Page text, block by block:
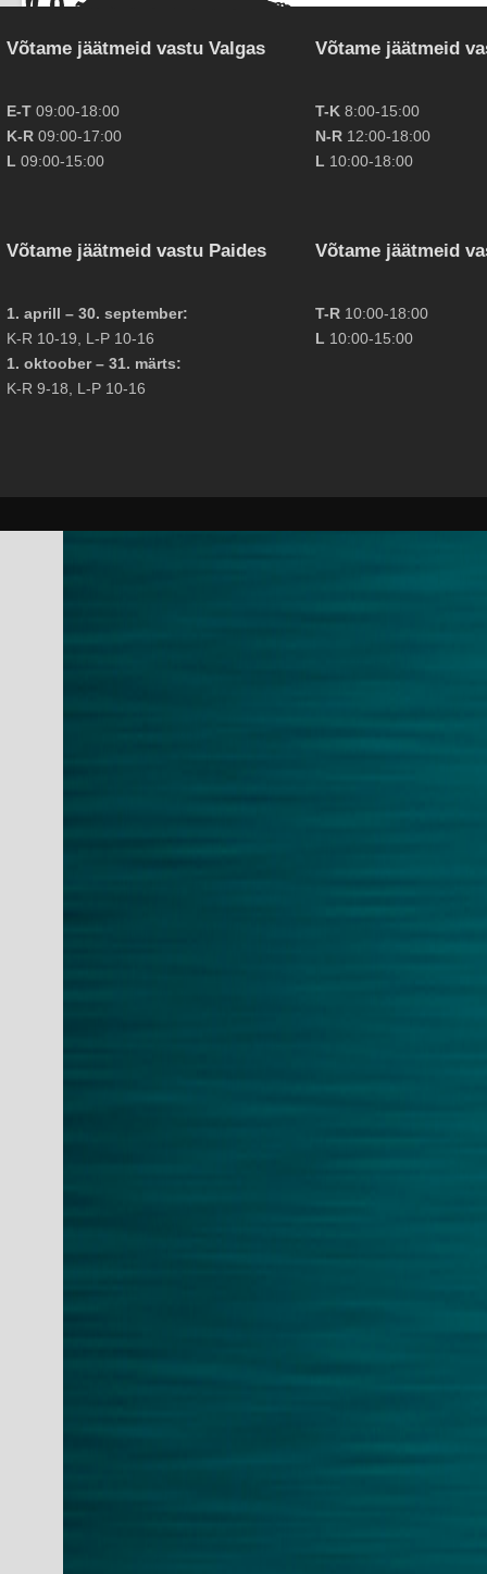
Võtame jäätmeid vastu Valgas
E-T09:00-18:00
K-R09:00-17:00
L 09:00-15:00
Võtame jäätmeid vastu Paides
1. aprill – 30. september:
K-R 10-19, L-P 10-16
1. oktoober – 31. märts:
K-R 9-18, L-P 10-16
Võtame jäätmeid
T-K 8:00-15:00
N-R 12:00-18:00
L 10:00-18:00
Võtame jäätmeid
T-R 10:00-18:00
L 10:00-15:00